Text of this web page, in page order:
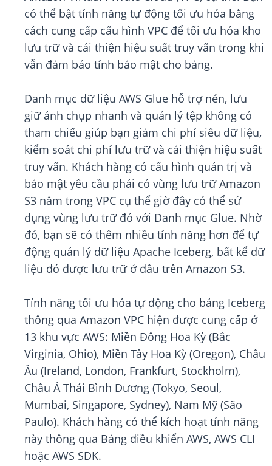
có thể bật tính năng tự động tối ưu hóa bằng
cách cung cấp cấu hình VPC để tối ưu hóa kho
lưu trữ và cải thiện hiệu suất truy vấn trong khi
vẫn đảm bảo tính bảo mật cho bảng.
Danh mục dữ liệu AWS Glue hỗ trợ nén, lưu
giữ ảnh chụp nhanh và quản lý tệp không có
tham chiếu giúp bạn giảm chi phí siêu dữ liệu,
kiểm soát chi phí lưu trữ và cải thiện hiệu suất
truy vấn. Khách hàng có cấu hình quản trị và
bảo mật yêu cầu phải có vùng lưu trữ Amazon
S3 nằm trong VPC cụ thể giờ đây có thể sử
dụng vùng lưu trữ đó với Danh mục Glue. Nhờ
đó, bạn sẽ có thêm nhiều tính năng hơn để tự
động quản lý dữ liệu Apache Iceberg, bất kể dữ
liệu đó được lưu trữ ở đâu trên Amazon S3.
Tính năng tối ưu hóa tự động cho bảng Iceberg
thông qua Amazon VPC hiện được cung cấp ở
13 khu vực AWS: Miền Đông Hoa Kỳ (Bắc
Virginia, Ohio), Miền Tây Hoa Kỳ (Oregon), Châu
Âu (Ireland, London, Frankfurt, Stockholm),
Châu Á Thái Bình Dương (Tokyo, Seoul,
Mumbai, Singapore, Sydney), Nam Mỹ (São
Paulo). Khách hàng có thể kích hoạt tính năng
này thông qua Bảng điều khiển AWS, AWS CLI
hoặc AWS SDK.